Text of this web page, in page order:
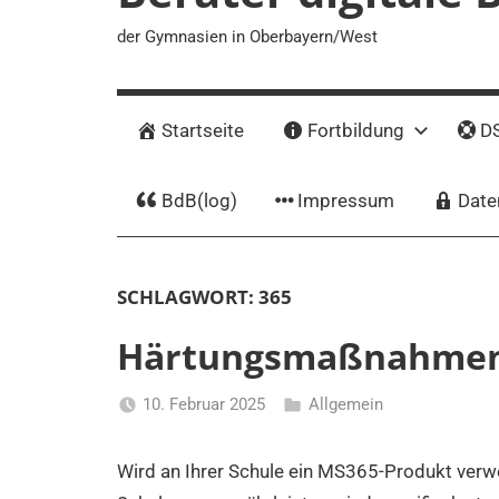
der Gymnasien in Oberbayern/West
Startseite Fortbildung
BdB(log) Impressum
SCHLAGWORT: 365
10. Februar 2025
Nörpel
Allgemein
Wird an Ihrer Schule ein MS365-Produkt